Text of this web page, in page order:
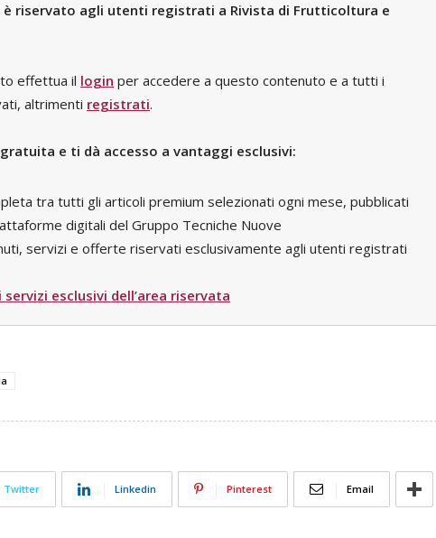
riservato agli utenti registrati a Rivista di Frutticoltura e
effettua il login per accedere a questo contenuto e a tutti i
altrimenti registrati.
e ti dà accesso a vantaggi esclusivi:
tra tutti gli articoli premium selezionati ogni mese, pubblicati
digitali del Gruppo Tecniche Nuove
servizi e offerte riservati esclusivamente agli utenti registrati
esclusivi dell’area riservata
Twitter Linkedin Pinterest Email